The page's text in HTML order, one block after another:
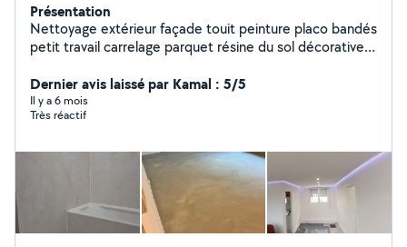
Présentation
Nettoyage extérieur façade touit peinture placo bandés
petit travail carrelage parquet résine du sol décorative
extérieur,rénovation toiture, Gautier
Dernier avis laissé par Kamal : 5/5
Il y a 6 mois
Très réactif